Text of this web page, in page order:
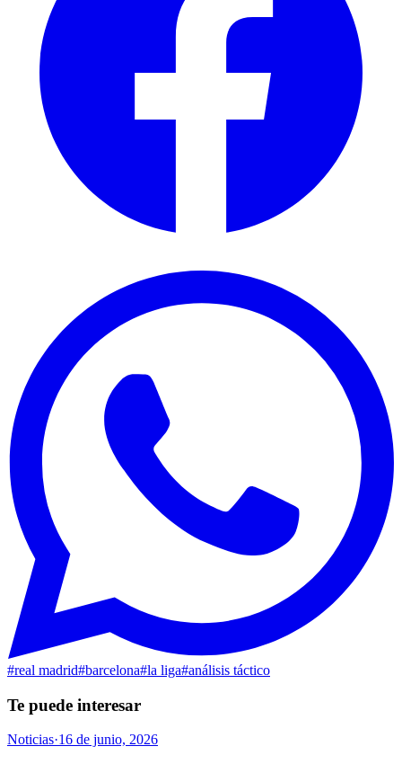
#real madrid#barcelona#la liga#análisis táctico
Te puede interesar
Noticias·16 de junio, 2026